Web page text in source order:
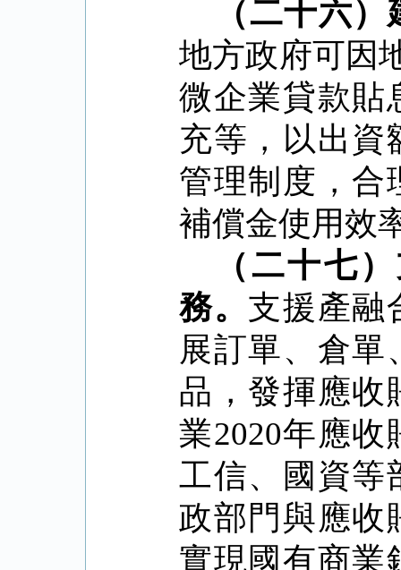
（二十六
地方政府可因
微企業貸款貼
充等，以出資
管理制度，合
補償金使用效
（二十七
務。 支援產融
展訂單、倉單
品，發揮應收
業2020年應收
工信、國資等
政部門與應收
實現國有商業